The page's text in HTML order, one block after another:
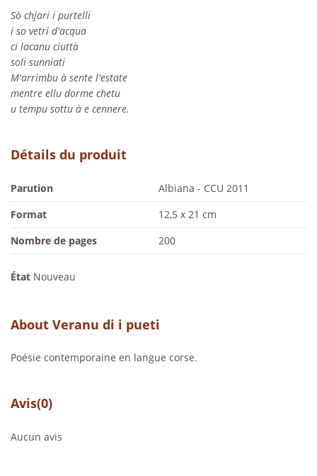
Sò chjari i purtelli
i so vetri d'acqua
ci lacanu ciuttà
soli sunniati
M'arrimbu à sente l'estate
mentre ellu dorme chetu
u tempu sottu à e cennere.
Détails du produit
Parution
Albiana - CCU 2011
Format
12,5 x 21 cm
Nombre de pages
200
État Nouveau
About Veranu di i pueti
Poésie contemporaine en langue corse.
Avis(0)
Aucun avis